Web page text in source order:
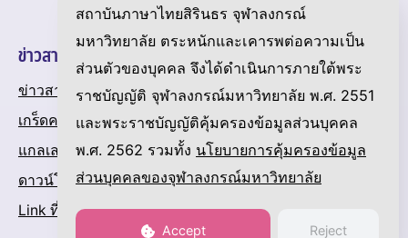
ปฏิทินกิจกรรมของสถาบัน
ข่าวสารและความเคลื่อนไหว
ข่าวสาร
เกร็ดความรู้เกี่ยวกับภาษาไทย
แกลเลอรี
ดาวน์โหลด
Link ที่น่าสนใจ
สถาบันภาษาไทยสิรินธร จุฬาลงกรณ์
มหาวิทยาลัย ตระหนักและเคารพต่อความเป็น
ส่วนตัวของบุคคล จึงได้ดำเนินการภายใต้พระ
ราชบัญญัติ จุฬาลงกรณ์มหาวิทยาลัย พ.ศ. 2551
และพระราชบัญญัติคุ้มครองข้อมูลส่วนบุคคล
พ.ศ. 2562 รวมทั้ง นโยบายการคุ้มครองข้อมูล
ส่วนบุคคลของจุฬาลงกรณ์มหาวิทยาลัย
Accept Reject